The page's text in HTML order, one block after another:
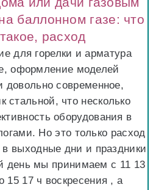
баллонном газе: что
расход
для горелки и арматура
оформление моделей
довольно современное,
стальной, что несколько
оборудования в
Но это только расход
выходные дни и праздники
день мы принимаем с 11 13
15 17 ч воскресения , а